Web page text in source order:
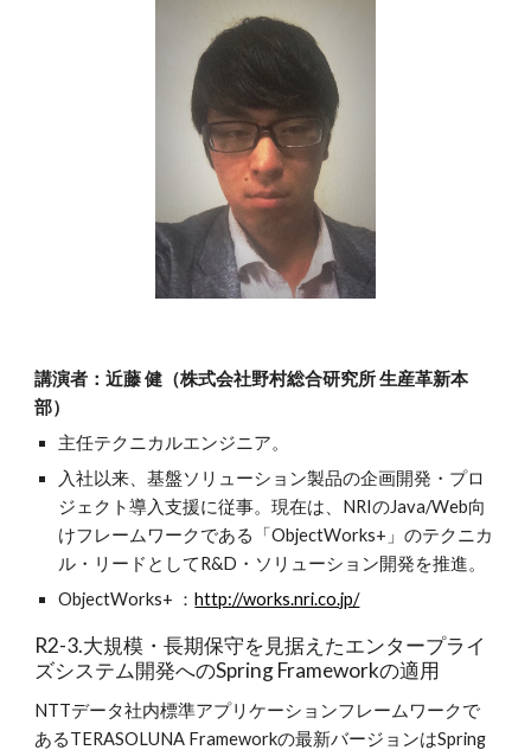
講演者：近藤 健（株式会社野村総合研究所 生産革新本
部）
主任テクニカルエンジニア。
入社以来、基盤ソリューション製品の企画開発・プロ
ジェクト導入支援に従事。現在は、NRIのJava/Web向
けフレームワークである「ObjectWorks+」のテクニカ
ル・リードとしてR&D・ソリューション開発を推進。
ObjectWorks+ ：http://works.nri.co.jp/
R2-3.大規模・長期保守を見据えたエンタープライ
ズシステム開発へのSpring Frameworkの適用
NTTデータ社内標準アプリケーションフレームワークで
あるTERASOLUNA Frameworkの最新バージョンはSpring